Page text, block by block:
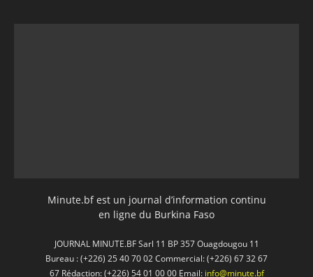
Minute.bf est un journal d’information continu
en ligne du Burkina Faso
JOURNAL MINUTE.BF Sarl 11 BP 357 Ouagdougou 11
Bureau : (+226) 25 40 70 02 Commercial: (+226) 67 32 67
67 Rédaction: (+226) 54 01 00 00 Email: info@minute.bf